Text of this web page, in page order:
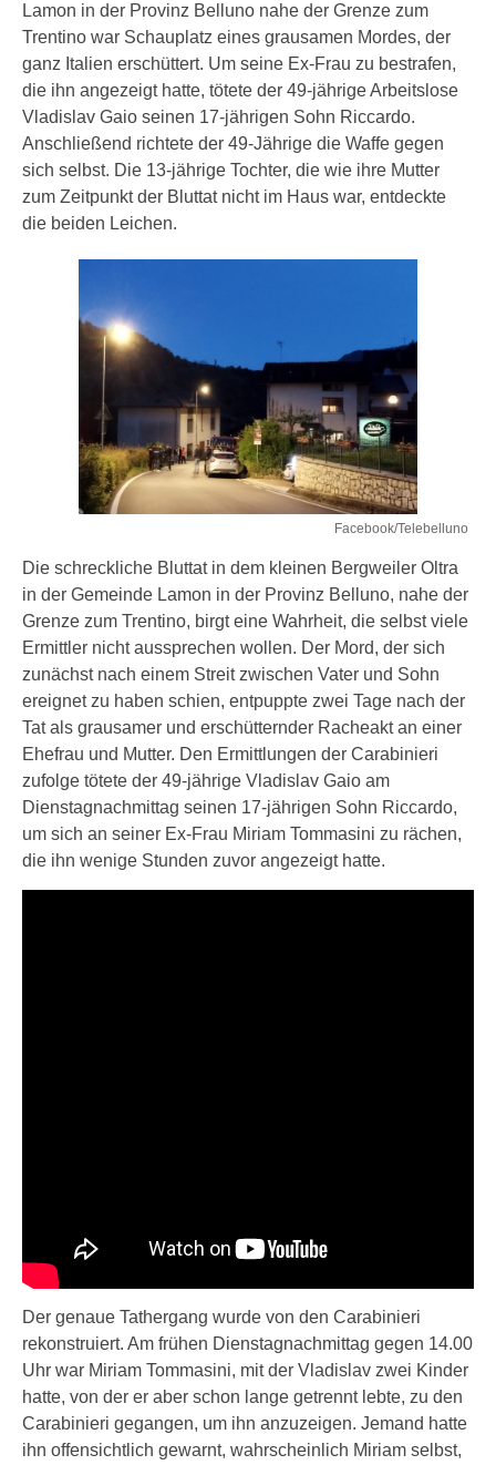
Lamon in der Provinz Belluno nahe der Grenze zum
Trentino war Schauplatz eines grausamen Mordes, der
ganz Italien erschüttert. Um seine Ex-Frau zu bestrafen,
die ihn angezeigt hatte, tötete der 49-jährige Arbeitslose
Vladislav Gaio seinen 17-jährigen Sohn Riccardo.
Anschließend richtete der 49-Jährige die Waffe gegen
sich selbst. Die 13-jährige Tochter, die wie ihre Mutter
zum Zeitpunkt der Bluttat nicht im Haus war, entdeckte
die beiden Leichen.
Facebook/Telebelluno
Die schreckliche Bluttat in dem kleinen Bergweiler Oltra
in der Gemeinde Lamon in der Provinz Belluno, nahe der
Grenze zum Trentino, birgt eine Wahrheit, die selbst viele
Ermittler nicht aussprechen wollen. Der Mord, der sich
zunächst nach einem Streit zwischen Vater und Sohn
ereignet zu haben schien, entpuppte zwei Tage nach der
Tat als grausamer und erschütternder Racheakt an einer
Ehefrau und Mutter. Den Ermittlungen der Carabinieri
zufolge tötete der 49-jährige Vladislav Gaio am
Dienstagnachmittag seinen 17-jährigen Sohn Riccardo,
um sich an seiner Ex-Frau Miriam Tommasini zu rächen,
die ihn wenige Stunden zuvor angezeigt hatte.
Der genaue Tathergang wurde von den Carabinieri
rekonstruiert. Am frühen Dienstagnachmittag gegen 14.00
Uhr war Miriam Tommasini, mit der Vladislav zwei Kinder
hatte, von der er aber schon lange getrennt lebte, zu den
Carabinieri gegangen, um ihn anzuzeigen. Jemand hatte
ihn offensichtlich gewarnt, wahrscheinlich Miriam selbst,